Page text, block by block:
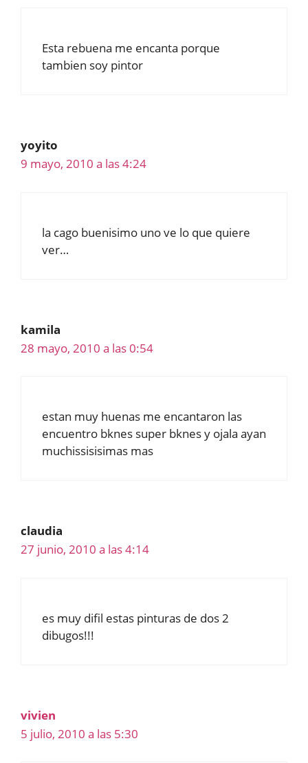
Esta rebuena me encanta porque
tambien soy pintor
yoyito
9 mayo, 2010 a las 4:24
la cago buenisimo uno ve lo que quiere
ver…
kamila
28 mayo, 2010 a las 0:54
estan muy huenas me encantaron las
encuentro bknes super bknes y ojala ayan
muchissisisimas mas
claudia
27 junio, 2010 a las 4:14
es muy difil estas pinturas de dos 2
dibugos!!!
vivien
5 julio, 2010 a las 5:30